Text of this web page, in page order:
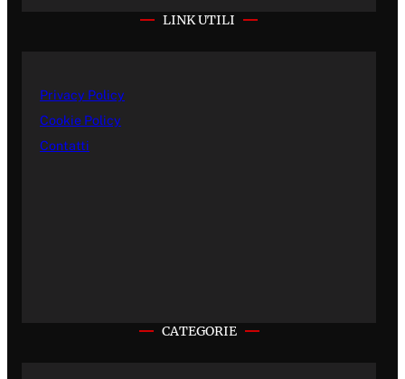
LINK UTILI
Privacy Policy
Cookie Policy
Contatti
CATEGORIE